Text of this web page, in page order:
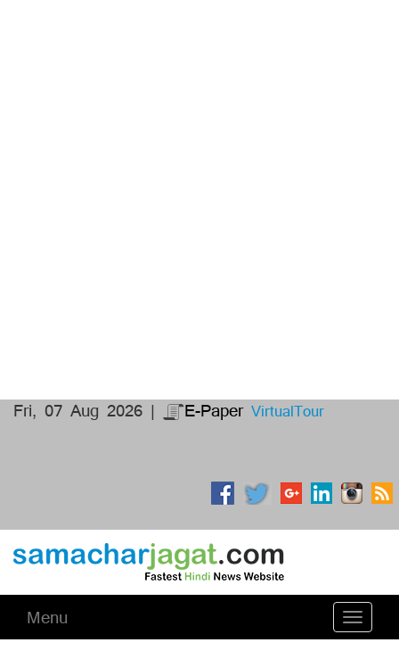
Fri, 07 Aug 2026 | E-Paper VirtualTour
Toggle
Menu